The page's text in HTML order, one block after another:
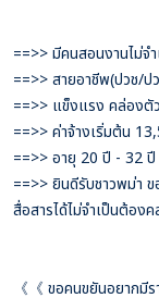
==>> มีคนสอนงานไม่จ
==>> สายอาชีพ(ปวช/ป
==>> แข็งแรง คล่องตั
==>> ค่าจ้างเริ่มต้น
==>> อายุ 20 ปี - 32 ปี
==>> ยินดีรับชาวพม่า
สื่อสารได้ไม่จำเป็นต้อง
《《 ขอคนขยันอยากมี